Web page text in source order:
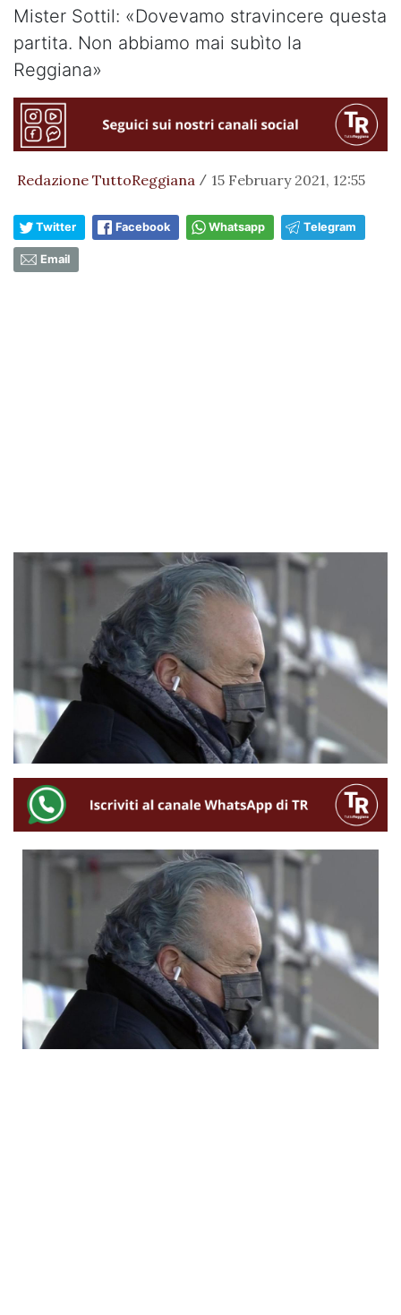
Mister Sottil: «Dovevamo stravincere questa
partita. Non abbiamo mai subìto la
Reggiana»
Redazione TuttoReggiana / 15 February 2021, 12:55
Twitter Facebook Whatsapp Telegram
Email